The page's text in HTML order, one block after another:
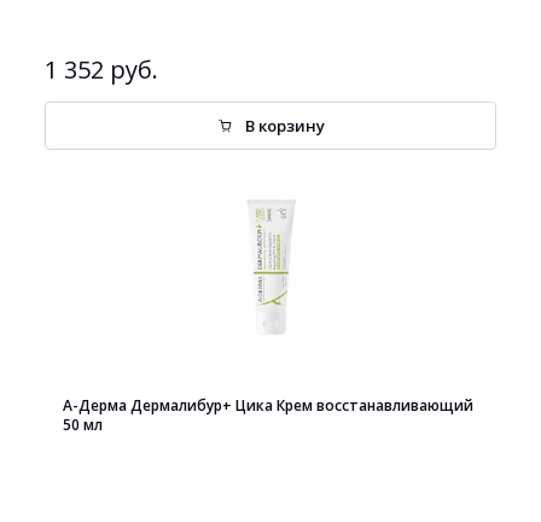
1 352 руб.
В корзину
А-Дерма Дермалибур+ Цика Крем восстанавливающий
50 мл